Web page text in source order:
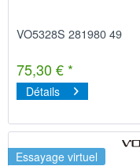
VO5328S 281980 49
75,30 € *
Détails
Essayage virtuel